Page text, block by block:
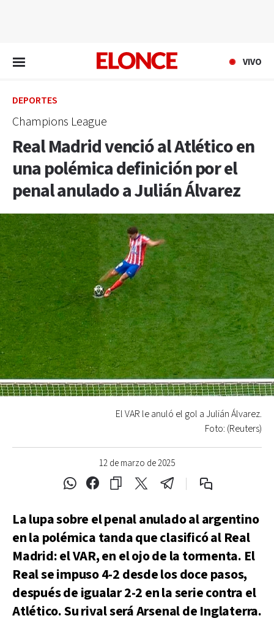
VIVO
DEPORTES
Champions League
Real Madrid venció al Atlético en
una polémica definición por el
penal anulado a Julián Álvarez
12 de marzo de 2025
El VAR le anuló el gol a Julián Álvarez.
Foto: (Reuters)
La lupa sobre el penal anulado al argentino
en la polémica tanda que clasificó al Real
Madrid: el VAR, en el ojo de la tormenta. El
Real se impuso 4-2 desde los doce pasos,
después de igualar 2-2 en la serie contra el
Atlético. Su rival será Arsenal de Inglaterra.